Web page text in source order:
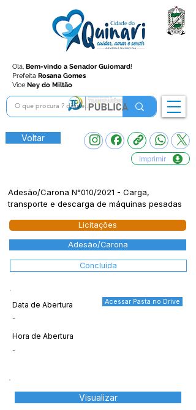
Olá, Bem-vindo a Senador Guiomard!
Prefeita Rosana Gomes
Vice Ney do Miltão
Voltar
Imprimir
Adesão/Carona N°010/2021 - Carga,
transporte e descarga de máquinas pesadas
Licitações
Adesão/Carona
Concluída
Data de Abertura Acessar Pasta no Drive
-
Hora de Abertura
-
Visualizar